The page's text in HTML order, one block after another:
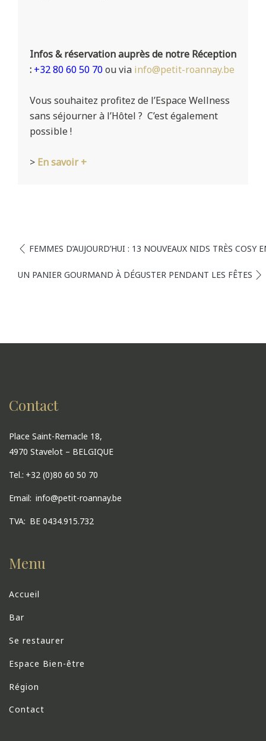
Infos & réservation auprès de notre Réception
: +32 80 60 50 70ou via info@petit-roannay.be
Vous souhaitez profitez de l’Espace Wellness
sans séjourner à l’Hôtel ? C’est également
possible !
> En savoir +
FEMMES D’AUJOURD’HUI : 13 NOUVEAUX NIDS TRÈS COSY
UN PANIER GOURMAND À DÉGUSTER PENDANT LES FÊTES
Contact
Place Saint-Remacle 18,
4970 Stavelot – BELGIQUE
Tel.: +32 (0)80 60 50 70
Email: info@petit-roannay.be
TVA: BE 0434.915.732
Menu
Accueil
Bar
Se restaurer
Espace Bien-être
Région
Contact